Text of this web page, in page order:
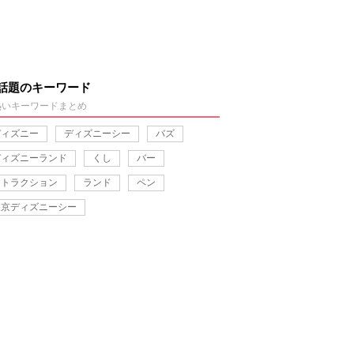
題のキーワード
キーワードまとめ
ズニー ディズニーシー バズ
ズニーランド くし バー
ラクション ランド ペン
ディズニーシー